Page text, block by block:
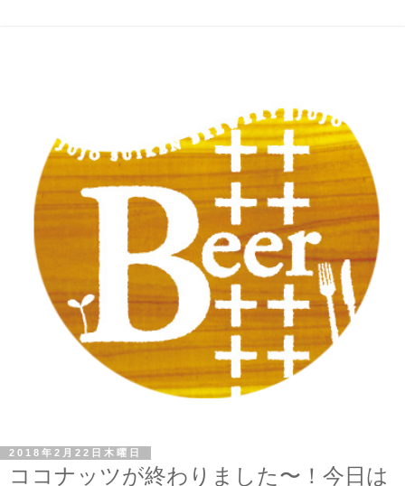
2018年2月22日木曜日
ココナッツが終わりました〜！今日は